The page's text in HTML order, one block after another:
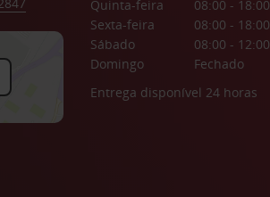
Quinta-feira
08:00 - 18:00
Sexta-feira
08:00 - 18:00
Sábado
08:00 - 12:00
Domingo
Fechado
Entrega disponível 24 horas